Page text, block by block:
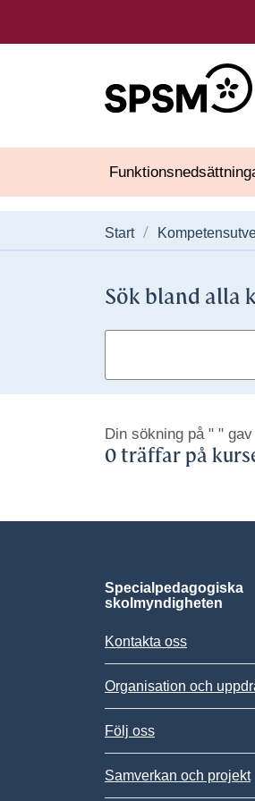
Start
Sök bland alla
Din sökning på " " gav
0 träffar på
Specialpedagogiska
skolmyndigheten
Kontakta oss
Organisation och
Följ oss
Samverkan och projekt